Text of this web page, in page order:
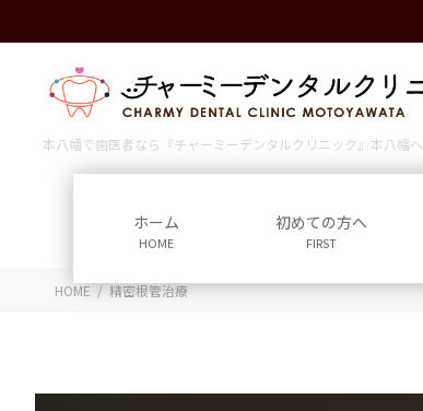
ン
ビ
本八幡で歯医者なら『チャーミーデンタルクリニック』本八幡へ
ホーム
HOME
初めての方へ
FIRST
HOME 精密根管治療